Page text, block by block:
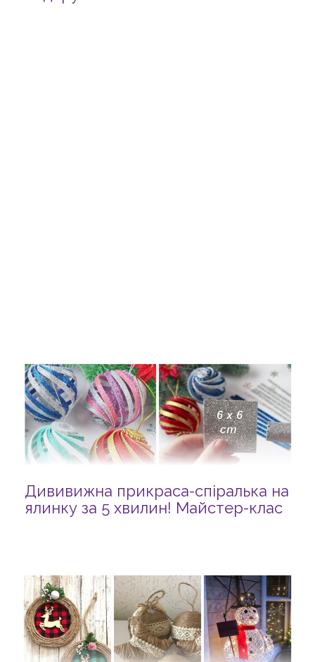
Дививижна прикраса-спіралька на
ялинку за 5 хвилин! Майстер-клас